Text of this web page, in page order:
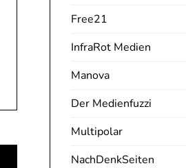
Free21
InfraRot Medien
Manova
Der Medienfuzzi
Multipolar
NachDenkSeiten